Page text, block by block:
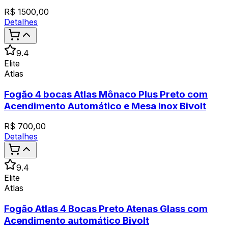
R$ 1500,00
Detalhes
9.4
Elite
Atlas
Fogão 4 bocas Atlas Mônaco Plus Preto com
Acendimento Automático e Mesa Inox Bivolt
R$ 700,00
Detalhes
9.4
Elite
Atlas
Fogão Atlas 4 Bocas Preto Atenas Glass com
Acendimento automático Bivolt